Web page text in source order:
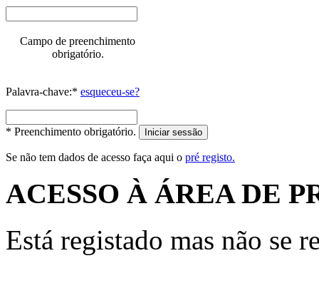
Campo de preenchimento
obrigatório.
Palavra-chave:* esqueceu-se?
* Preenchimento obrigatório. Iniciar sessão
Se não tem dados de acesso faça aqui o pré registo.
ACESSO À ÁREA DE
Está registado mas não se